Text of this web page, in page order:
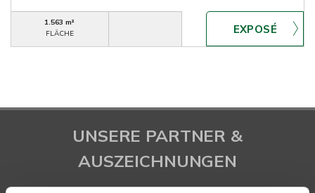
1.563 m²
FLÄCHE
UNSERE PARTNER &
AUSZEICHNUNGEN